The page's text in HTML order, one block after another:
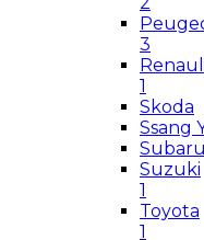
3
1
Skoda
Ssang
Subaru
Suzuki
1
Toyota
1